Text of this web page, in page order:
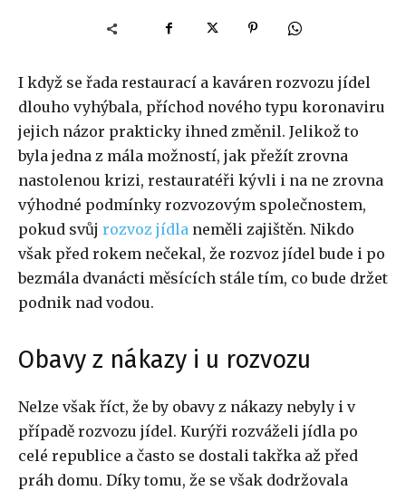
I když se řada restaurací a kaváren rozvozu jídel
dlouho vyhýbala, příchod nového typu koronaviru
jejich názor prakticky ihned změnil. Jelikož to
byla jedna z mála možností, jak přežít zrovna
nastolenou krizi, restauratéři kývli i na ne zrovna
výhodné podmínky rozvozovým společnostem,
pokud svůj rozvoz jídla neměli zajištěn. Nikdo
však před rokem nečekal, že rozvoz jídel bude i po
bezmála dvanácti měsících stále tím, co bude držet
podnik nad vodou.
Obavy z nákazy i u rozvozu
Nelze však říct, že by obavy z nákazy nebyly i v
případě rozvozu jídel. Kurýři rozváželi jídla po
celé republice a často se dostali takřka až před
práh domu. Díky tomu, že se však dodržovala